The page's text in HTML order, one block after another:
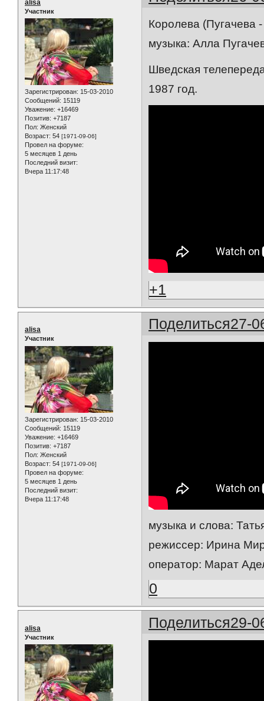
alisa
Участник
Зарегистрирован: 15-03-2010
Сообщений: 15119
Уважение: +16469
Позитив: +7187
Пол: Женский
Возраст: 54 [1971-09-06]
Провел на форуме:
5 месяцев 1 день
Последний визит:
Вчера 11:17:48
Королева (Пугачева
музыка: Алла
Шведская
1987 год.
+1
Поделиться27-
alisa
Участник
Зарегистрирован: 15-03-2010
Сообщений: 15119
Уважение: +16469
Позитив: +7187
Пол: Женский
Возраст: 54 [1971-09-06]
Провел на форуме:
5 месяцев 1 день
Последний визит:
Вчера 11:17:48
музыка и слова:
режиссер: Ирина
оператор: Марат
0
Поделиться29-
alisa
Участник